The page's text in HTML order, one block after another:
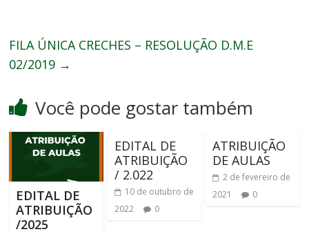
FILA ÚNICA CRECHES – RESOLUÇÃO D.M.E
02/2019 →
Você pode gostar também
EDITAL DE
ATRIBUIÇÃO
/2025
EDITAL DE
ATRIBUIÇÃO
/ 2.022
10 de outubro de
2022
0
ATRIBUIÇÃO
DE AULAS
2 de fevereiro de
2021
0